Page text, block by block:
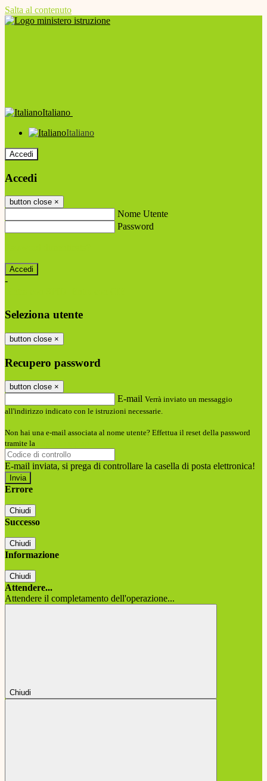
Salta al contenuto
Italiano
Italiano
Accedi
Accedi
button close ×
Nome Utente
Password
-
Seleziona utente
button close ×
Recupero password
button close ×
E-mail Verrà inviato un messaggio
all'indirizzo indicato con le istruzioni necessarie.
Non hai una e-mail associata al nome utente? Effettua il reset della password
tramite la
E-mail inviata, si prega di controllare la casella di posta elettronica!
Errore
Chiudi
Successo
Chiudi
Informazione
Chiudi
Attendere...
Attendere il completamento dell'operazione...
Chiudi